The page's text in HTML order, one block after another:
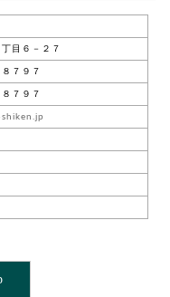
目６－２７
７９７
７９７